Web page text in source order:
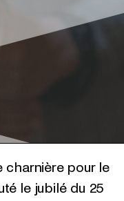
charnière pour le
le jubilé du 25